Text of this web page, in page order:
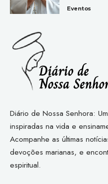
Eventos
Diário de Nossa Senhora:
inspiradas na vida e
Acompanhe as últimas
devoções marianas, e
espiritual.